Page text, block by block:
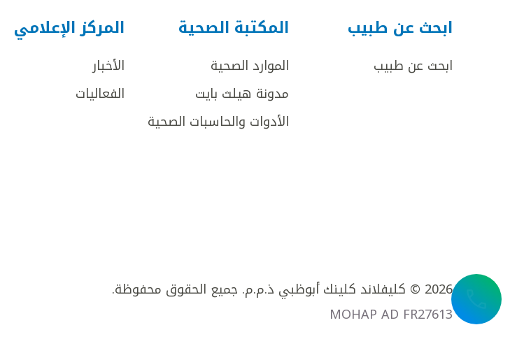
ابحث عن طبيب
ابحث عن طبيب
المكتبة الصحية
الموارد الصحية
مدونة هيلث بايت
الأدوات والحاسبات الصحية
المركز الإعلامي
الأخبار
الفعاليات
2026 © كليفلاند كلينك أبوظبي ذ.م.م. جميع الحقوق محفوظة.
MOHAP AD FR27613